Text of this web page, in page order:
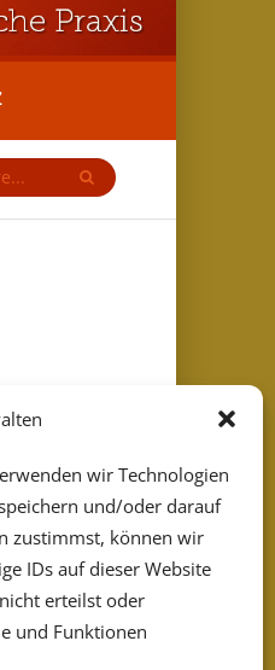
wir Technologien
und/oder darauf
zustimmst, können wir
IDs auf dieser Website
erteilst oder
und Funktionen